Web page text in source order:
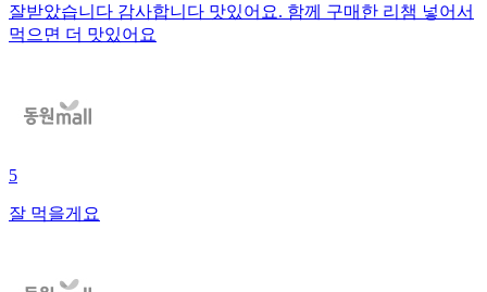
잘받았습니다 감사합니다 맛있어요. 함께 구매한 리챔 넣어서
먹으면 더 맛있어요
5
잘 먹을게요